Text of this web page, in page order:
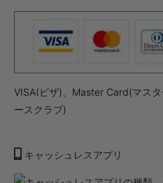
VISA(ビザ)、Master Card(マス
ースクラブ)
キャッシュレスアプリ